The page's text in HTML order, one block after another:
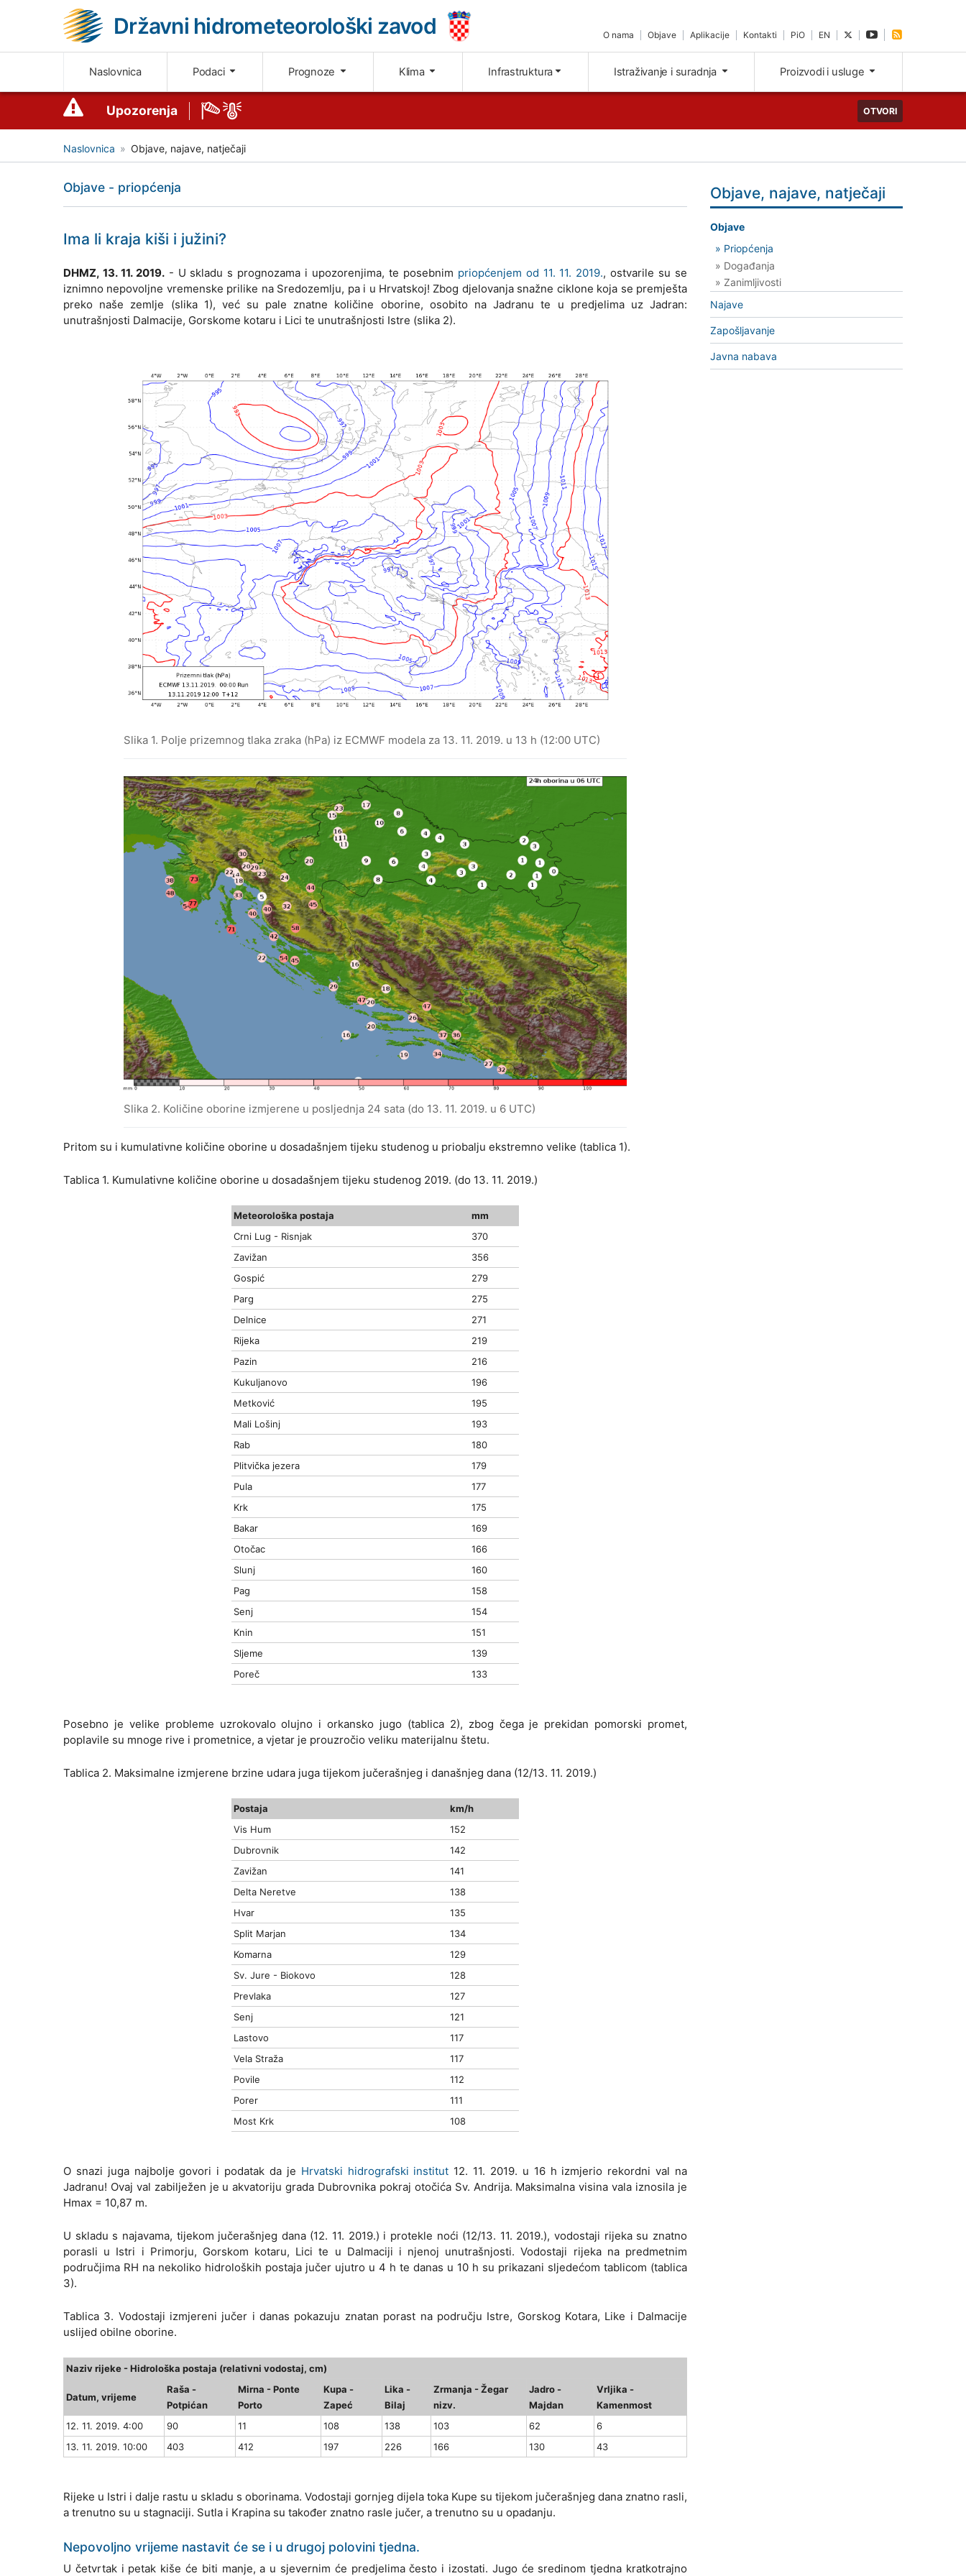
Državni hidrometeorološki zavod O nama Objave Aplikacije Kontakti PiO EN
Naslovnica Podaci Prognoze Klima Infrastruktura Istraživanje i suradnja Proizvodi i usluge
Upozorenja OTVORI
Naslovnica Objave, najave, natječaji
Objave - priopćenja
Ima li kraja kiši i južini?
DHMZ, 13. 11. 2019.- U skladu s prognozama i upozorenjima, te posebnim priopćenjem od 11. 11. 2019., ostvarile su se
iznimno nepovoljne vremenske prilike na Sredozemlju, pa i u Hrvatskoj! Zbog djelovanja snažne ciklone koja se premješta
preko naše zemlje (slika 1), već su pale znatne količine oborine, osobito na Jadranu te u predjelima uz Jadran:
unutrašnjosti Dalmacije, Gorskome kotaru i Lici te unutrašnjosti Istre (slika 2).
Slika 1. Polje prizemnog tlaka zraka (hPa) iz ECMWF modela za 13. 11. 2019. u 13 h (12:00 UTC)
Slika 2. Količine oborine izmjerene u posljednja 24 sata (do 13. 11. 2019. u 6 UTC)
Pritom su i kumulativne količine oborine u dosadašnjem tijeku studenog u priobalju ekstremno velike (tablica 1).
Tablica 1. Kumulativne količine oborine u dosadašnjem tijeku studenog 2019. (do 13. 11. 2019.)
Meteorološka postaja
mm
Crni Lug - Risnjak
370
Zavižan
356
Gospić
279
Parg
275
Delnice
271
Rijeka
219
Pazin
216
Kukuljanovo
196
Metković
195
Mali Lošinj
193
Rab
180
Plitvička jezera
179
Pula
177
Krk
175
Bakar
169
Otočac
166
Slunj
160
Pag
158
Senj
154
Knin
151
Sljeme
139
Poreč
133
Posebno je velike probleme uzrokovalo olujno i orkansko jugo (tablica 2), zbog čega je prekidan pomorski promet,
poplavile su mnoge rive i prometnice, a vjetar je prouzročio veliku materijalnu štetu.
Tablica 2. Maksimalne izmjerene brzine udara juga tijekom jučerašnjeg i današnjeg dana (12/13. 11. 2019.)
Postaja
km/h
Vis Hum
152
Dubrovnik
142
Zavižan
141
Delta Neretve
138
Hvar
135
Split Marjan
134
Komarna
129
Sv. Jure - Biokovo
128
Prevlaka
127
Senj
121
Lastovo
117
Vela Straža
117
Povile
112
Porer
111
Most Krk
108
O snazi juga najbolje govori i podatak da je Hrvatski hidrografski institut 12. 11. 2019. u 16 h izmjerio rekordni val na
Jadranu! Ovaj val zabilježen je u akvatoriju grada Dubrovnika pokraj otočića Sv. Andrija. Maksimalna visina vala iznosila je
Hmax = 10,87 m.
U skladu s najavama, tijekom jučerašnjeg dana (12. 11. 2019.) i protekle noći (12/13. 11. 2019.), vodostaji rijeka su znatno
porasli u Istri i Primorju, Gorskom kotaru, Lici te u Dalmaciji i njenoj unutrašnjosti. Vodostaji rijeka na predmetnim
područjima RH na nekoliko hidroloških postaja jučer ujutro u 4 h te danas u 10 h su prikazani sljedećom tablicom (tablica
3).
Tablica 3. Vodostaji izmjereni jučer i danas pokazuju znatan porast na području Istre, Gorskog Kotara, Like i Dalmacije
uslijed obilne oborine.
Naziv rijeke - Hidrološka postaja (relativni vodostaj, cm)
Datum, vrijeme
Raša -
Potpićan
Mirna - Ponte
Porto
Kupa -
Zapeć
Lika -
Bilaj
Zrmanja - Žegar
nizv.
Jadro -
Majdan
Vrljika -
Kamenmost
12. 11. 2019. 4:00
90 11 108 138 103 62
6
13. 11. 2019. 10:00
403 412 197 226 166 130 43
Rijeke u Istri i dalje rastu u skladu s oborinama. Vodostaji gornjeg dijela toka Kupe su tijekom jučerašnjeg dana znatno rasli,
a trenutno su u stagnaciji. Sutla i Krapina su također znatno rasle jučer, a trenutno su u opadanju.
Nepovoljno vrijeme nastavit će se i u drugoj polovini tjedna.
U četvrtak i petak kiše će biti manje, a u sjevernim će predjelima često i izostati. Jugo će sredinom tjedna kratkotrajno
Objave, najave, natječaji
Objave
» Priopćenja
» Događanja
» Zanimljivosti
Najave
Zapošljavanje
Javna nabava